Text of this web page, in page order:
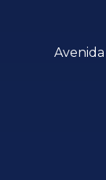
Avenida